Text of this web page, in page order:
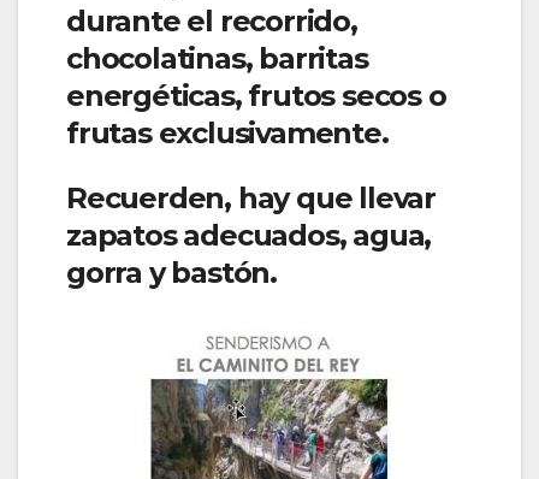
durante el recorrido,
chocolatinas, barritas
energéticas, frutos secos o
frutas exclusivamente.
Recuerden, hay que llevar
zapatos adecuados, agua,
gorra y bastón.